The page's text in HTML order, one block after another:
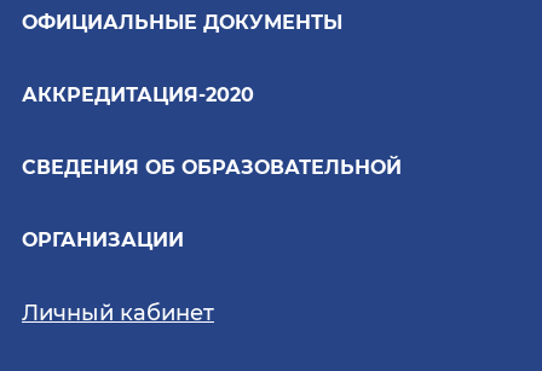
ОФИЦИАЛЬНЫЕ ДОКУМЕНТЫ
АККРЕДИТАЦИЯ-2020
СВЕДЕНИЯ ОБ ОБРАЗОВАТЕЛЬНОЙ
ОРГАНИЗАЦИИ
Личный кабинет